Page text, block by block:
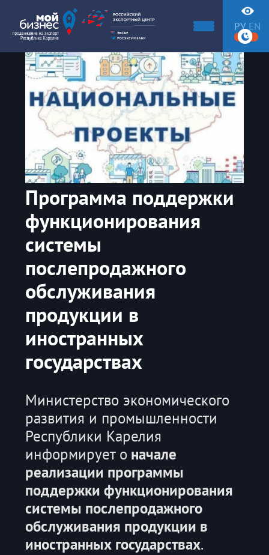
РУ EN
Программа поддержки
функционирования
системы
послепродажного
обслуживания
продукции в
иностранных
государствах
Министерство экономического
развития и промышленности
Республики Карелия
информирует о начале
реализации программы
поддержки функционирования
системы послепродажного
обслуживания продукции в
иностранных государствах.